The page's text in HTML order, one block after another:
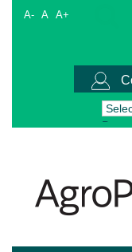
A- A A+